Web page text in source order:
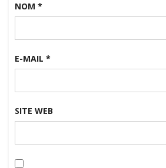
NOM *
E-MAIL *
SITE WEB